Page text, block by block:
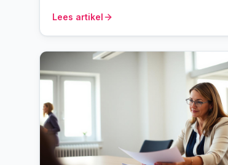
invulbare keuzehulp.
Lees artikel